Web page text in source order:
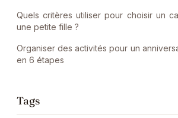
Quels critères utiliser pour choisir un
une petite fille ?
Organiser des activités pour un
en 6 étapes
Tags